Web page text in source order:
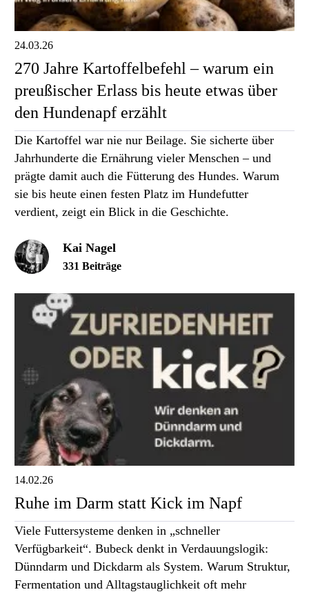
24.03.26
270 Jahre Kartoffelbefehl – warum ein
preußischer Erlass bis heute etwas über
den Hundenapf erzählt
Die Kartoffel war nie nur Beilage. Sie sicherte über
Jahrhunderte die Ernährung vieler Menschen – und
prägte damit auch die Fütterung des Hundes. Warum
sie bis heute einen festen Platz im Hundefutter
verdient, zeigt ein Blick in die Geschichte.
Kai Nagel
331 Beiträge
14.02.26
Ruhe im Darm statt Kick im Napf
Viele Futtersysteme denken in „schneller
Verfügbarkeit“. Bubeck denkt in Verdauungslogik:
Dünndarm und Dickdarm als System. Warum Struktur,
Fermentation und Alltagstauglichkeit oft mehr